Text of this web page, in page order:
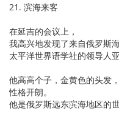
21. 滨海来客
在延吉的会议上，
我高兴地发现了来自俄罗斯
太平洋世界语学社的领导人
他高高个子，金黄色的头发
性格开朗。
他是俄罗斯远东滨海地区的